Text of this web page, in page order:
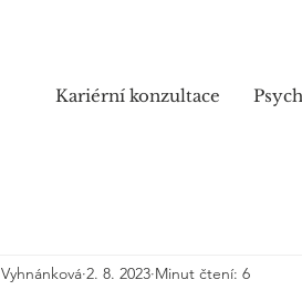
Kariérní konzultace
2. 8. 2023 Minut čtení: 6